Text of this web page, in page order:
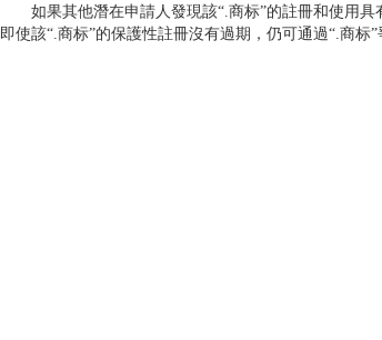
如果其他潛在申請人發現該“.商标”的註冊和使用具
即使該“.商标”的保護性註冊沒有過期，仍可通過“.商标